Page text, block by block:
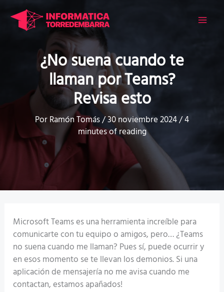
contenido
¿No suena cuando te
llaman por Teams?
Revisa esto
PorRamón Tomás/30 noviembre 2024/4
minutes of reading
Microsoft Teams es una herramienta increíble para
comunicarte con tu equipo o amigos, pero… ¿Teams
no suena cuando me llaman? Pues sí, puede ocurrir y
en esos momento se te llevan los demonios. Si una
aplicación de mensajería no me avisa cuando me
contactan, estamos apañados!